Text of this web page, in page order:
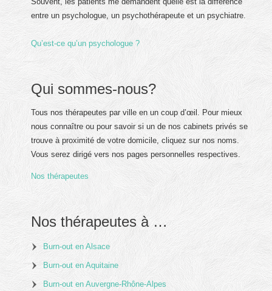
entre un psychologue, un psychothérapeute et un psychiatre.
Qu’est-ce qu’un psychologue ?
Qui sommes-nous?
Tous nos thérapeutes par ville en un coup d’œil. Pour mieux
nous connaître ou pour savoir si un de nos cabinets privés se
trouve à proximité de votre domicile, cliquez sur nos noms.
Vous serez dirigé vers nos pages personnelles respectives.
Nos thérapeutes
Nos thérapeutes à …
Burn-out en Alsace
Burn-out en Aquitaine
Burn-out en Auvergne-Rhône-Alpes